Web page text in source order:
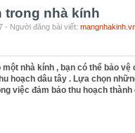
trong nhà kính
- Người đăng bài viết:
một nhà kính , bạn có thể bảo
hoạch dâu tây . Lựa chọn
việc đảm bảo thu hoạch thành